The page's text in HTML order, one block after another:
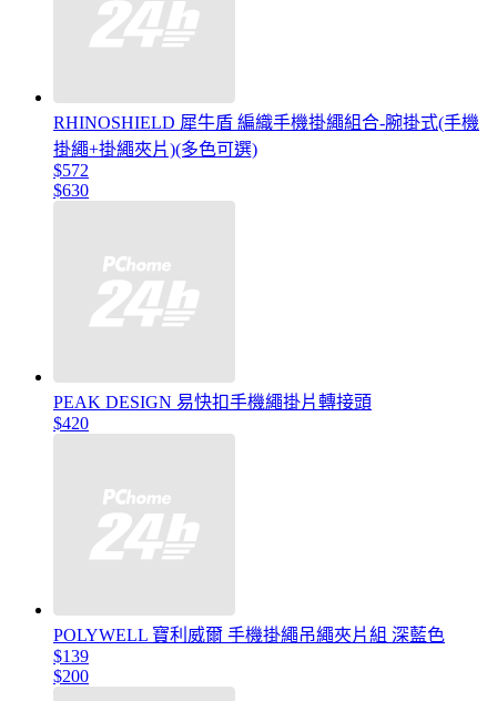
RHINOSHIELD 犀牛盾 編織手機掛繩組合-腕掛式(手機
掛繩+掛繩夾片)(多色可選)
$572
$630
PEAK DESIGN 易快扣手機繩掛片轉接頭
$420
POLYWELL 寶利威爾 手機掛繩吊繩夾片組 深藍色
$139
$200